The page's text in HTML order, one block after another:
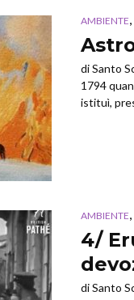
AMBIENTE,
di Santo
1794
istituì,
AMBIENTE,
4/
di Santo